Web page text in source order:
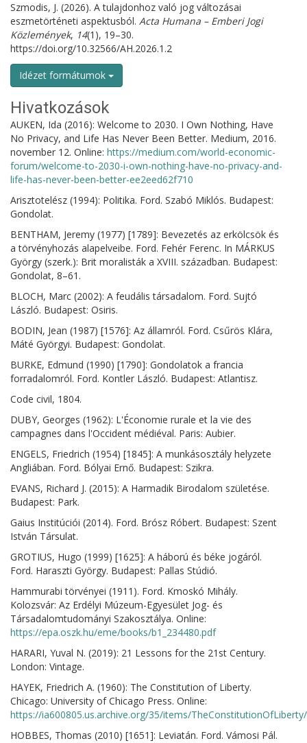
Szmodis, J. (2026). A tulajdonhoz való jog változásai
eszmetörténeti aspektusból. Acta Humana – Emberi Jogi
Közlemények, 14(1), 19–30.
https://doi.org/10.32566/AH.2026.1.2
Idézet formátumok
Hivatkozások
AUKEN, Ida (2016): Welcome to 2030. I Own Nothing, Have
No Privacy, and Life Has Never Been Better. Medium, 2016.
november 12. Online: https://medium.com/world-economic-
forum/welcome-to-2030-i-own-nothing-have-no-privacy-and-
life-has-never-been-better-ee2eed62f710
Arisztotelész (1994): Politika. Ford. Szabó Miklós. Budapest:
Gondolat.
BENTHAM, Jeremy (1977) [1789]: Bevezetés az erkölcsök és
a törvényhozás alapelveibe. Ford. Fehér Ferenc. In MÁRKUS
György (szerk.): Brit moralisták a XVIII. században. Budapest:
Gondolat, 8–61.
BLOCH, Marc (2002): A feudális társadalom. Ford. Sujtó
László. Budapest: Osiris.
BODIN, Jean (1987) [1576]: Az államról. Ford. Csűrös Klára,
Máté Györgyi. Budapest: Gondolat.
BURKE, Edmund (1990) [1790]: Gondolatok a francia
forradalomról. Ford. Kontler László. Budapest: Atlantisz.
Code civil, 1804.
DUBY, Georges (1962): L'Économie rurale et la vie des
campagnes dans l'Occident médiéval. Paris: Aubier.
ENGELS, Friedrich (1954) [1845]: A munkásosztály helyzete
Angliában. Ford. Bólyai Ernő. Budapest: Szikra.
EVANS, Richard J. (2015): A Harmadik Birodalom születése.
Budapest: Park.
Gaius Institúciói (2014). Ford. Brósz Róbert. Budapest: Szent
István Társulat.
GROTIUS, Hugo (1999) [1625]: A háború és béke jogáról.
Ford. Haraszti György. Budapest: Pallas Stúdió.
Hammurabi törvényei (1911). Ford. Kmoskó Mihály.
Kolozsvár: Az Erdélyi Múzeum-Egyesület Jog- és
Társadalomtudományi Szakosztálya. Online:
https://epa.oszk.hu/eme/books/b1_234480.pdf
HARARI, Yuval N. (2019): 21 Lessons for the 21st Century.
London: Vintage.
HAYEK, Friedrich A. (1960): The Constitution of Liberty.
Chicago: University of Chicago Press. Online:
https://ia600805.us.archive.org/35/items/
HOBBES, Thomas (2010) [1651]: Leviatán. Ford. Vámosi Pál.